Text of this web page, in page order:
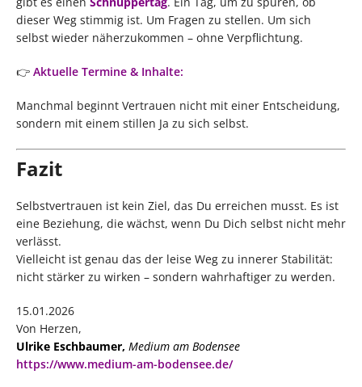
dieser Weg stimmig ist. Um Fragen zu stellen. Um sich
selbst wieder näherzukommen – ohne Verpflichtung.
👉 Aktuelle Termine & Inhalte:
Manchmal beginnt Vertrauen nicht mit einer Entscheidung,
sondern mit einem stillen Ja zu sich selbst.
Fazit
Selbstvertrauen ist kein Ziel, das Du erreichen musst. Es ist
eine Beziehung, die wächst, wenn Du Dich selbst nicht mehr
verlässt.
Vielleicht ist genau das der leise Weg zu innerer Stabilität:
nicht stärker zu wirken – sondern wahrhaftiger zu werden.
15.01.2026
Von Herzen,
Ulrike Eschbaumer, Medium am Bodensee
https://www.medium-am-bodensee.de/